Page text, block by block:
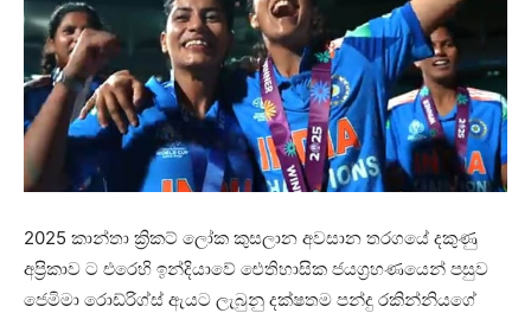
2025 කාන්තා ක්‍රිකට් ලෝක කුසලාන අවසාන තරගයේ දකුණු
අප්‍රිකාව ට එරෙහි ඉන්දියාවේ ‌ඓතිහාසික ජයග්‍රහණයෙන් පසුව
ජෙමිමා රොඩ්රිග්ස් ඇයට ලැබුනු දක්ෂතම පන්දු රකින්නියගේ